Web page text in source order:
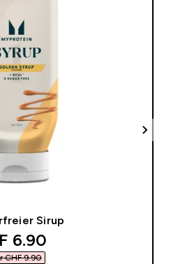
Sirup
price
6.90‎
CHF 9.90‎